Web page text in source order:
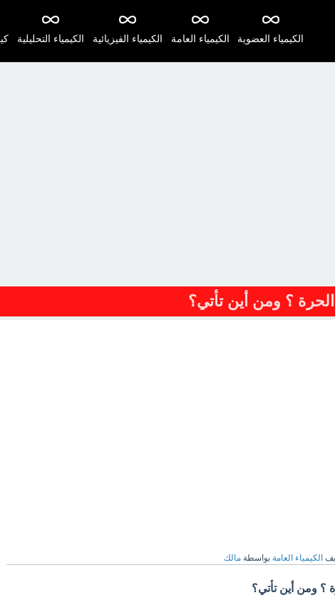
الكيمياء التحليلية الكيمياء الفيزيائية الكيمياء العامة الكيمياء العضوية
؟ ومن أين تأتي؟
الكيمياء العامة بواسطة مالك
؟ ومن أين تأتي؟